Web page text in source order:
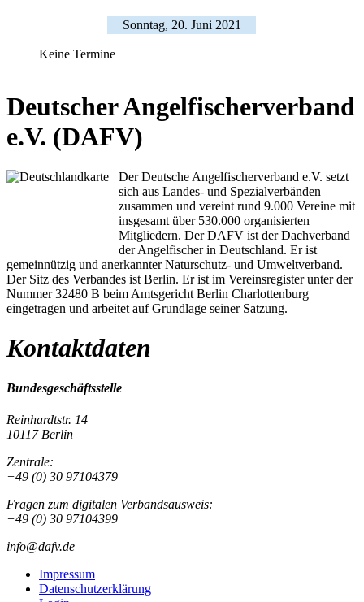
Sonntag, 20. Juni 2021
Keine Termine
Deutscher Angelfischerverband
e.V. (DAFV)
Der Deutsche Angelfischerverband e.V. setzt
sich aus Landes- und Spezialverbänden
zusammen und vereint rund 9.000 Vereine mit
insgesamt über 530.000 organisierten
Mitgliedern. Der DAFV ist der Dachverband
der Angelfischer in Deutschland. Er ist
gemeinnützig und anerkannter Naturschutz- und Umweltverband.
Der Sitz des Verbandes ist Berlin. Er ist im Vereinsregister unter der
Nummer 32480 B beim Amtsgericht Berlin Charlottenburg
eingetragen und arbeitet auf Grundlage seiner Satzung.
Kontaktdaten
Bundesgeschäftsstelle
Reinhardtstr. 14
10117 Berlin
Zentrale:
+49 (0) 30 97104379
Fragen zum digitalen Verbandsausweis:
+49 (0) 30 97104399
info@dafv.de
Impressum
Datenschutzerklärung